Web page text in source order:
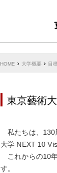
HOME › 大学概要 › 目
東京藝術
私たちは、130
大学 NEXT 10
これからの10
す。